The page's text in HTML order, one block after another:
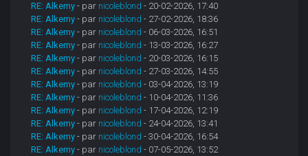
RE: Alkemy - par nicoleblond - 20-02-2026, 17:40
RE: Alkemy - par nicoleblond - 27-02-2026, 18:36
RE: Alkemy - par nicoleblond - 06-03-2026, 16:51
RE: Alkemy - par nicoleblond - 13-03-2026, 16:27
RE: Alkemy - par nicoleblond - 20-03-2026, 16:15
RE: Alkemy - par nicoleblond - 27-03-2026, 14:55
RE: Alkemy - par nicoleblond - 03-04-2026, 13:19
RE: Alkemy - par nicoleblond - 10-04-2026, 11:36
RE: Alkemy - par nicoleblond - 17-04-2026, 12:19
RE: Alkemy - par nicoleblond - 24-04-2026, 13:41
RE: Alkemy - par nicoleblond - 30-04-2026, 16:54
RE: Alkemy - par nicoleblond - 07-05-2026, 13:52